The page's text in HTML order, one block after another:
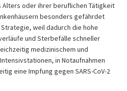
oder ihrer beruflichen Tätigkeit
besonders gefährdet
weil dadurch die hohe
und Sterbefälle schneller
medizinischem und
in Notaufnahmen
eine Impfung gegen SARS-CoV-2